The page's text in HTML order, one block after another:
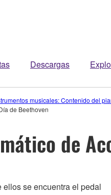
Descargas
musicales: Contenido del
de Beethoven
de
se encuentra el pedal